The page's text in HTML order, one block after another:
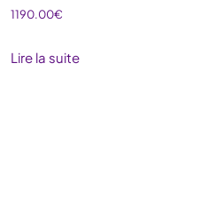
1190.00€
Lire la suite